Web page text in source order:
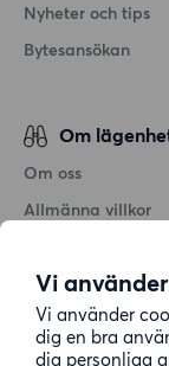
Vi
Vi använder
dig en bra
dig personliga
Nyheter och tips
Bytesansökan
Om
Om oss
Allmänna villkor
Cookiepolicy
Sitemap